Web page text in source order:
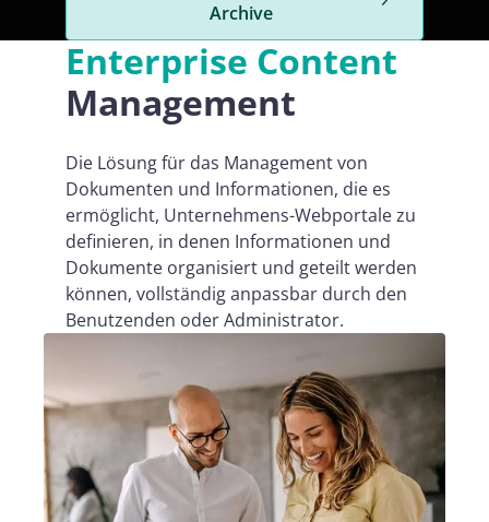
Archive
Enterprise Content
Management
Die Lösung für das Management von
Dokumenten und Informationen, die es
ermöglicht, Unternehmens-Webportale zu
definieren, in denen Informationen und
Dokumente organisiert und geteilt werden
können, vollständig anpassbar durch den
Benutzenden oder Administrator.